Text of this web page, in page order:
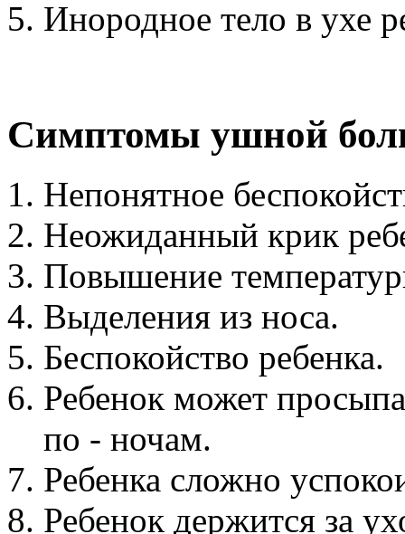
Инородное тело в ухе
Симптомы ушной
Непонятное
Неожиданный крик
Повышение
Выделения из носа.
Беспокойство ребенка.
Ребенок может
по - ночам.
Ребенка сложно
Ребенок держится за